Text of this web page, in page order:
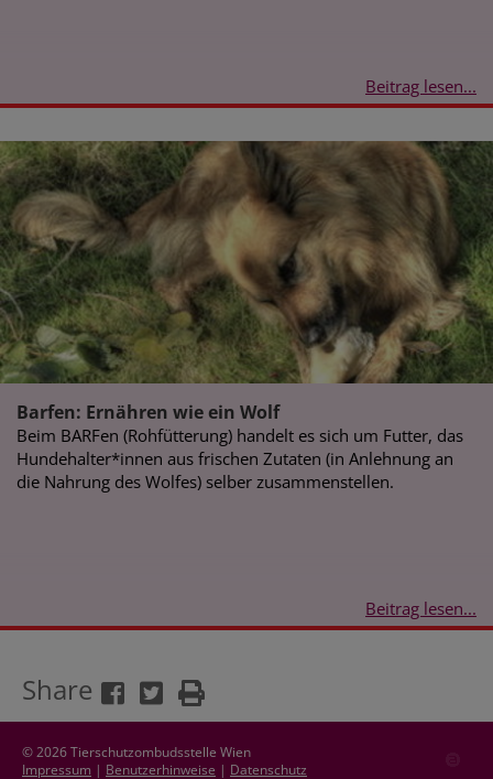
Beitrag lesen...
Barfen: Ernähren wie ein Wolf
Beim BARFen (Rohfütterung) handelt es sich um Futter, das
Hundehalter*innen aus frischen Zutaten (in Anlehnung an
die Nahrung des Wolfes) selber zusammenstellen.
Beitrag lesen...
Share
© 2026 Tierschutzombudsstelle Wien
Impressum | Benutzerhinweise | Datenschutz